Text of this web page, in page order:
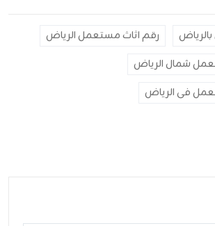
رقم اثاث مستعمل الرياض
شمال الرياض
فى الرياض